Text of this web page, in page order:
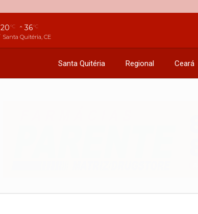
20°C 36°C
Santa Quitéria, CE
Santa Quitéria Regional Ceará